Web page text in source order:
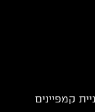
קמפיינים